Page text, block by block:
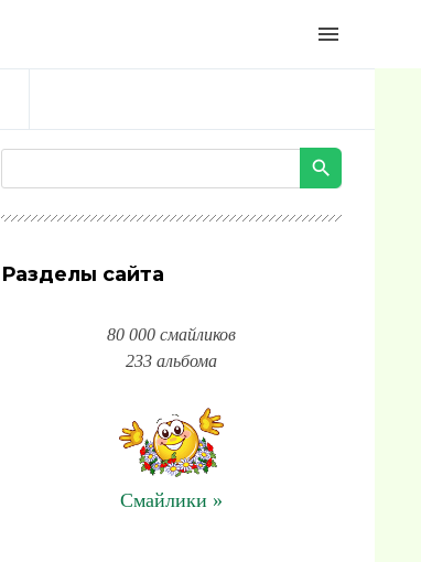
menu
Разделы сайта
80 000 смайликов
233 альбома
Смайлики »